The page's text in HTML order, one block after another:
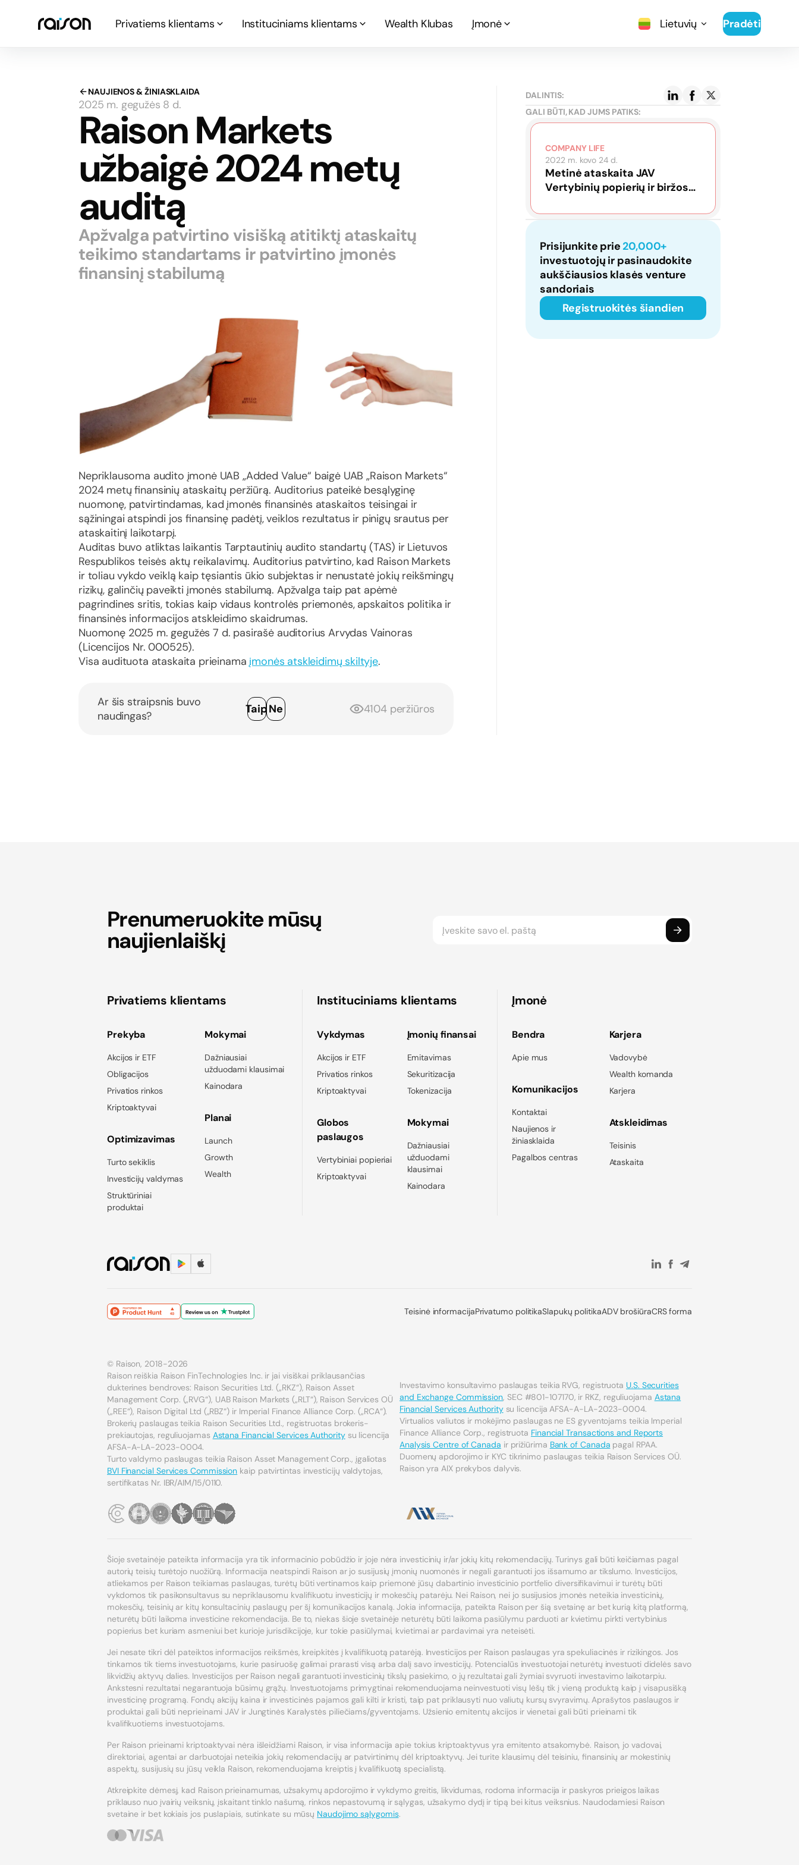
Privatiems klientams Instituciniams klientams Wealth Klubas Įmonė Lietuvių Pradėti
NAUJIENOS & ŽINIASKLAIDA
2025 m. gegužės 8 d.
Raison Markets
užbaigė 2024 metų
auditą
Apžvalga patvirtino visišką atitiktį ataskaitų
teikimo standartams ir patvirtino įmonės
finansinį stabilumą
Nepriklausoma audito įmonė UAB „Added Value“ baigė UAB „Raison Markets“
2024 metų finansinių ataskaitų peržiūrą. Auditorius pateikė besąlyginę
nuomonę, patvirtindamas, kad įmonės finansinės ataskaitos teisingai ir
sąžiningai atspindi jos finansinę padėtį, veiklos rezultatus ir pinigų srautus per
ataskaitinį laikotarpį.
Auditas buvo atliktas laikantis Tarptautinių audito standartų (TAS) ir Lietuvos
Respublikos teisės aktų reikalavimų. Auditorius patvirtino, kad Raison Markets
ir toliau vykdo veiklą kaip tęsiantis ūkio subjektas ir nenustatė jokių reikšmingų
rizikų, galinčių paveikti įmonės stabilumą. Apžvalga taip pat apėmė
pagrindines sritis, tokias kaip vidaus kontrolės priemonės, apskaitos politika ir
finansinės informacijos atskleidimo skaidrumas.
Nuomonę 2025 m. gegužės 7 d. pasirašė auditorius Arvydas Vainoras
(Licencijos Nr. 000525).
Visa audituota ataskaita prieinama įmonės atskleidimų skiltyje.
Ar šis straipsnis buvo
naudingas?
Taip Ne 4104 peržiūros
DALINTIS:
GALI BŪTI, KAD JUMS PATIKS:
COMPANY LIFE
2022 m. kovo 24 d.
Metinė ataskaita JAV
Vertybinių popierių ir biržos
Prisijunkite prie 20,000+
investuotojų ir pasinaudokite
aukščiausios klasės venture
sandoriais
Registruokitės šiandien
Prenumeruokite mūsų
naujienlaiškį
Privatiems klientams
Prekyba
Akcijos ir ETF
Obligacijos
Privatios rinkos
Kriptoaktyvai
Optimizavimas
Turto sekiklis
Investicijų valdymas
Struktūriniai
produktai
Mokymai
Dažniausiai
užduodami klausimai
Kainodara
Planai
Launch
Growth
Wealth
Instituciniams klientams
Vykdymas
Akcijos ir ETF
Privatios rinkos
Kriptoaktyvai
Globos
paslaugos
Vertybiniai popieriai
Kriptoaktyvai
Įmonių finansai
Emitavimas
Sekuritizacija
Tokenizacija
Mokymai
Dažniausiai
užduodami
klausimai
Kainodara
Įmonė
Bendra
Apie mus
Komunikacijos
Kontaktai
Naujienos ir
žiniasklaida
Pagalbos centras
Karjera
Vadovybė
Wealth komanda
Karjera
Atskleidimas
Teisinis
Ataskaita
Teisinė informacijaPrivatumo politikaSlapukų politikaADV brošiūraCRS forma
© Raison, 2018-2026
Raison reiškia Raison FinTechnologies Inc. ir jai visiškai priklausančias
dukterines bendroves: Raison Securities Ltd. („RKZ“), Raison Asset
Management Corp. („RVG“), UAB Raison Markets („RLT“), Raison Services OÜ
(„REE“), Raison Digital Ltd („RBZ“) ir Imperial Finance Alliance Corp. („RCA“).
Brokerių paslaugas teikia Raison Securities Ltd., registruotas brokeris-
prekiautojas, reguliuojamas Astana Financial Services Authoritysu licencija
AFSA-A-LA-2023-0004.
Turto valdymo paslaugas teikia Raison Asset Management Corp., įgaliotas
BVI Financial Services Commission kaip patvirtintas investicijų valdytojas,
sertifikatas Nr. IBR/AIM/15/0110.
Investavimo konsultavimo paslaugas teikia RVG, registruota U.S. Securities
and Exchange Commission, SEC #801-107170, ir RKZ, reguliuojama Astana
Financial Services Authoritysu licencija AFSA-A-LA-2023-0004.
Virtualios valiutos ir mokėjimo paslaugas ne ES gyventojams teikia Imperial
Finance Alliance Corp., registruota Financial Transactions and Reports
Analysis Centre of Canada ir prižiūrima Bank of Canada pagal RPAA.
Duomenų apdorojimo ir KYC tikrinimo paslaugas teikia Raison Services OÜ.
Raison yra AIX prekybos dalyvis.
Šioje svetainėje pateikta informacija yra tik informacinio pobūdžio ir joje nėra investicinių ir/ar jokių kitų rekomendacijų. Turinys gali būti keičiamas pagal
autorių teisių turėtojo nuožiūrą. Informacija neatspindi Raison ar jo susijusių įmonių nuomonės ir negali garantuoti jos išsamumo ar tikslumo. Investicijos,
atliekamos per Raison teikiamas paslaugas, turėtų būti vertinamos kaip priemonė jūsų dabartinio investicinio portfelio diversifikavimui ir turėtų būti
vykdomos tik pasikonsultavus su nepriklausomu kvalifikuotu investicijų ir mokesčių patarėju. Nei Raison, nei jo susijusios įmonės neteikia investicinių,
mokesčių, teisinių ar kitų konsultacinių paslaugų per šį komunikacijos kanalą. Jokia informacija, pateikta Raison per šią svetainę ar bet kurią kitą platformą,
neturėtų būti laikoma investicine rekomendacija. Be to, niekas šioje svetainėje neturėtų būti laikoma pasiūlymu parduoti ar kvietimu pirkti vertybinius
popierius bet kuriam asmeniui bet kurioje jurisdikcijoje, kur tokie pasiūlymai, kvietimai ar pardavimai yra neteisėti.
Jei nesate tikri dėl pateiktos informacijos reikšmės, kreipkitės į kvalifikuotą patarėją. Investicijos per Raison paslaugas yra spekuliacinės ir rizikingos. Jos
tinkamos tik tiems investuotojams, kurie pasiruošę galimai prarasti visą arba dalį savo investicijų. Potencialūs investuotojai neturėtų investuoti didelės savo
likvidžių aktyvų dalies. Investicijos per Raison negali garantuoti investicinių tikslų pasiekimo, o jų rezultatai gali žymiai svyruoti investavimo laikotarpiu.
Ankstesni rezultatai negarantuoja būsimų grąžų. Investuotojams primygtinai rekomenduojama neinvestuoti visų lėšų tik į vieną produktą kaip į visapusišką
investicinę programą. Fondų akcijų kaina ir investicinės pajamos gali kilti ir kristi, taip pat priklausyti nuo valiutų kursų svyravimų. Aprašytos paslaugos ir
produktai gali būti neprieinami JAV ir Jungtinės Karalystės piliečiams/gyventojams. Užsienio emitentų akcijos ir vienetai gali būti prieinami tik
kvalifikuotiems investuotojams.
Per Raison prieinami kriptoaktyvai nėra išleidžiami Raison, ir visa informacija apie tokius kriptoaktyvus yra emitento atsakomybė. Raison, jo vadovai,
direktoriai, agentai ar darbuotojai neteikia jokių rekomendacijų ar patvirtinimų dėl kriptoaktyvų. Jei turite klausimų dėl teisiniu, finansinių ar mokestinių
aspektų, susijusių su jūsų veikla Raison, rekomenduojama kreiptis į kvalifikuotą specialistą.
Atkreipkite dėmesį, kad Raison prieinamumas, užsakymų apdorojimo ir vykdymo greitis, likvidumas, rodoma informacija ir paskyros prieigos laikas
priklauso nuo įvairių veiksnių, įskaitant tinklo našumą, rinkos nepastovumą ir sąlygas, užsakymo dydį ir tipą bei kitus veiksnius. Naudodamiesi Raison
svetaine ir bet kokiais jos puslapiais, sutinkate su mūsų Naudojimo sąlygomis.